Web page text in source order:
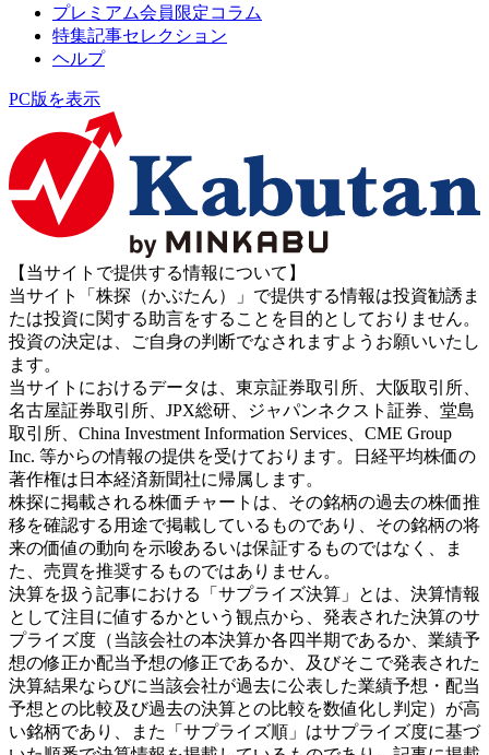
プレミアム会員限定コラム
特集記事セレクション
ヘルプ
PC版を表示
【当サイトで提供する情報について】
当サイト「株探（かぶたん）」で提供する情報は投資勧誘ま
たは投資に関する助言をすることを目的としておりません。
投資の決定は、ご自身の判断でなされますようお願いいたし
ます。
当サイトにおけるデータは、東京証券取引所、大阪取引所、
名古屋証券取引所、JPX総研、ジャパンネクスト証券、堂島
取引所、China Investment Information Services、CME Group
Inc. 等からの情報の提供を受けております。日経平均株価の
著作権は日本経済新聞社に帰属します。
株探に掲載される株価チャートは、その銘柄の過去の株価推
移を確認する用途で掲載しているものであり、その銘柄の将
来の価値の動向を示唆あるいは保証するものではなく、ま
た、売買を推奨するものではありません。
決算を扱う記事における「サプライズ決算」とは、決算情報
として注目に値するかという観点から、発表された決算のサ
プライズ度（当該会社の本決算か各四半期であるか、業績予
想の修正か配当予想の修正であるか、及びそこで発表された
決算結果ならびに当該会社が過去に公表した業績予想・配当
予想との比較及び過去の決算との比較を数値化し判定）が高
い銘柄であり、また「サプライズ順」はサプライズ度に基づ